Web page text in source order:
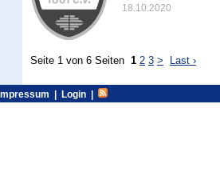
18.10.2020
Seite 1 von 6 Seiten 1 2 3 > Last ›
| Login |